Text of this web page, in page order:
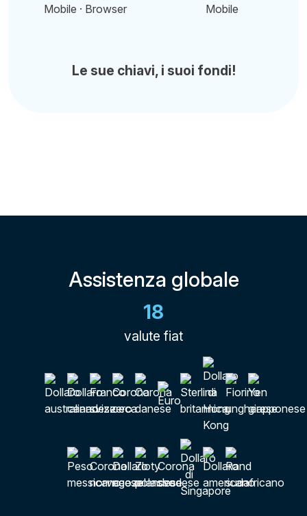
Mobile · Browser Mobile
Le sue chiavi, i suoi fondi!
Assistenza globale
18
valute fiat